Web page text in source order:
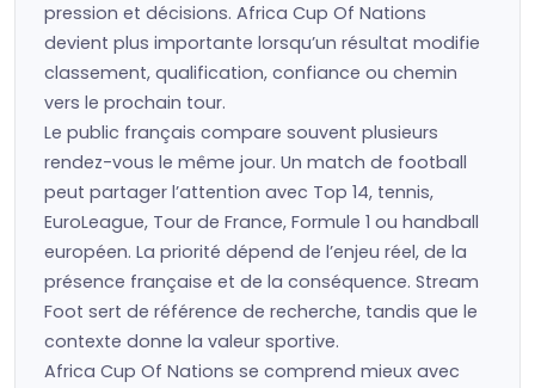
pression et décisions. Africa Cup Of Nations
devient plus importante lorsqu’un résultat modifie
classement, qualification, confiance ou chemin
vers le prochain tour.
Le public français compare souvent plusieurs
rendez-vous le même jour. Un match de football
peut partager l’attention avec Top 14, tennis,
EuroLeague, Tour de France, Formule 1 ou handball
européen. La priorité dépend de l’enjeu réel, de la
présence française et de la conséquence. Stream
Foot sert de référence de recherche, tandis que le
contexte donne la valeur sportive.
Africa Cup Of Nations se comprend mieux avec